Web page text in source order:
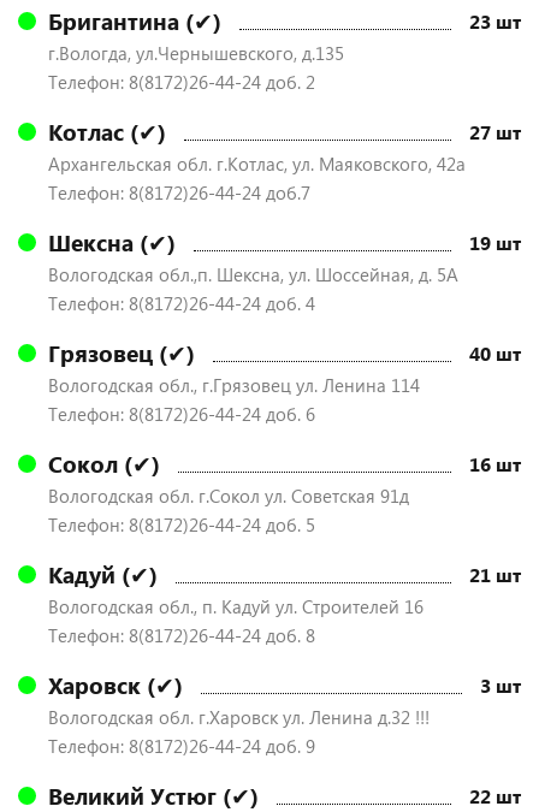
Бригантина (✔) 23 шт
г.Вологда, ул.Чернышевского, д.135
Телефон: 8(8172)26-44-24 доб. 2
Котлас (✔) 27 шт
Архангельская обл. г.Котлас, ул. Маяковского, 42а
Телефон: 8(8172)26-44-24 доб.7
Шексна (✔) 19 шт
Вологодская обл.,п. Шексна, ул. Шоссейная, д. 5А
Телефон: 8(8172)26-44-24 доб. 4
Грязовец (✔) 40 шт
Вологодская обл., г.Грязовец ул. Ленина 114
Телефон: 8(8172)26-44-24 доб. 6
Сокол (✔) 16 шт
Вологодская обл. г.Сокол ул. Советская 91д
Телефон: 8(8172)26-44-24 доб. 5
Кадуй (✔) 21 шт
Вологодская обл., п. Кадуй ул. Строителей 16
Телефон: 8(8172)26-44-24 доб. 8
Харовск (✔) 3 шт
Вологодская обл. г.Харовск ул. Ленина д.32 !!!
Телефон: 8(8172)26-44-24 доб. 9
Великий Устюг (✔) 22 шт